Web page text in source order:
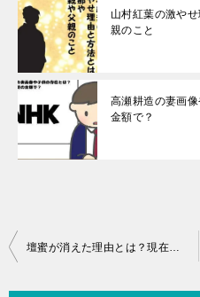
山村紅葉の激や
親のこと
高瀬耕造の妻画
金額で？
投
壇蜜が消えた理由とは？現在は何を？彼氏との結婚はあるの？